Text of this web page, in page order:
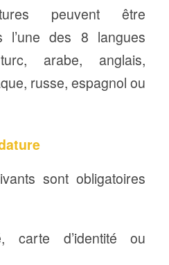
peuvent être
l’une des 8 langues
arabe, anglais,
russe, espagnol ou
sont obligatoires
carte d’identité ou